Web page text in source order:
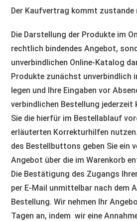
Der Kaufvertrag kommt zustande
Die Darstellung der Produkte im
rechtlich bindendes Angebot,
unverbindlichen Online-Katalog
Produkte zunächst unverbindlich
legen und Ihre Eingaben vor
verbindlichen Bestellung jederzeit
Sie die hierfür im Bestellablauf
erläuterten Korrekturhilfen
des Bestellbuttons geben Sie ein
Angebot über die im Warenkorb
Die Bestätigung des Zugangs
per E-Mail unmittelbar nach dem
Bestellung. Wir nehmen Ihr
Tagen an, indem wir eine